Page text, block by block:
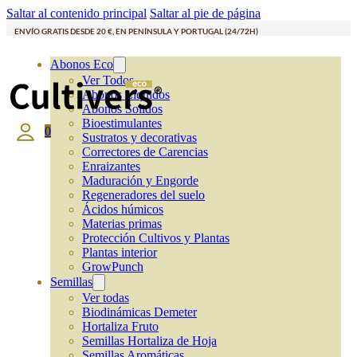
Saltar al contenido principal Saltar al pie de página
ENVÍO GRATIS DESDE 20 €, EN PENÍNSULA Y PORTUGAL (24/72H)
Abonos Eco
Ver Todos
Abonos Líquidos
Abonos Solidos
Bioestimulantes
Sustratos y decorativas
Correctores de Carencias
Enraizantes
Maduración y Engorde
Regeneradores del suelo
Ácidos húmicos
Materias primas
Protección Cultivos y Plantas
Plantas interior
GrowPunch
Semillas
Ver todas
Biodinámicas Demeter
Hortaliza Fruto
Semillas Hortaliza de Hoja
0